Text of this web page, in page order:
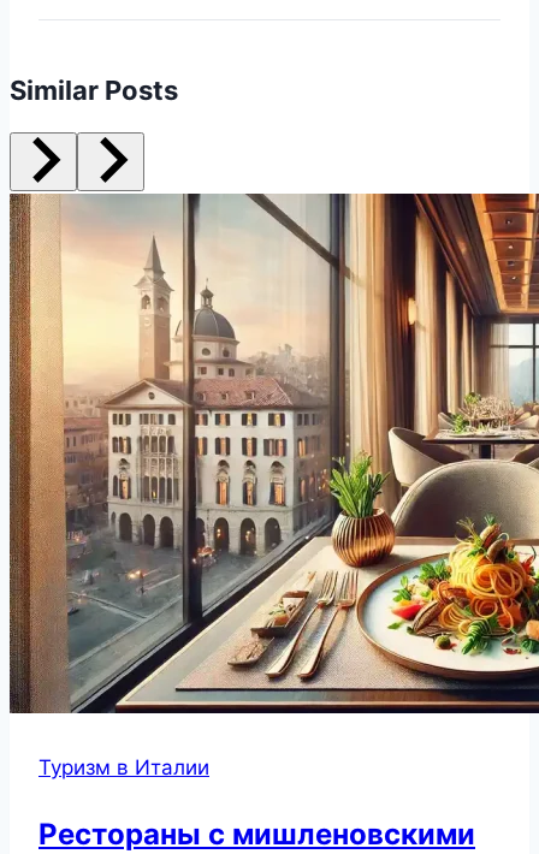
Similar Posts
Туризм в Италии
Рестораны с мишленовскими